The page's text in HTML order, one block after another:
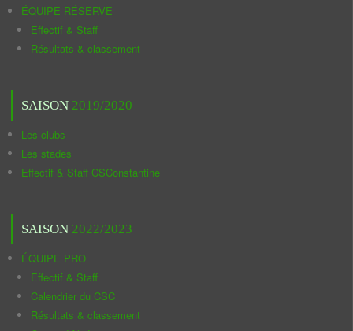
ÉQUIPE RÉSERVE
Effectif & Staff
Résultats & classement
SAISON 2019/2020
Les clubs
Les stades
Effectif & Staff CSConstantine
SAISON 2022/2023
ÉQUIPE PRO
Effectif & Staff
Calendrier du CSC
Résultats & classement